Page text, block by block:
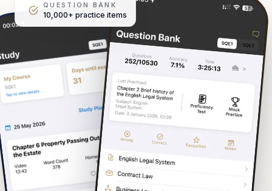
QUESTION BANK
10,000+ practice items